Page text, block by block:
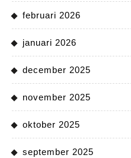
februari 2026
januari 2026
december 2025
november 2025
oktober 2025
september 2025